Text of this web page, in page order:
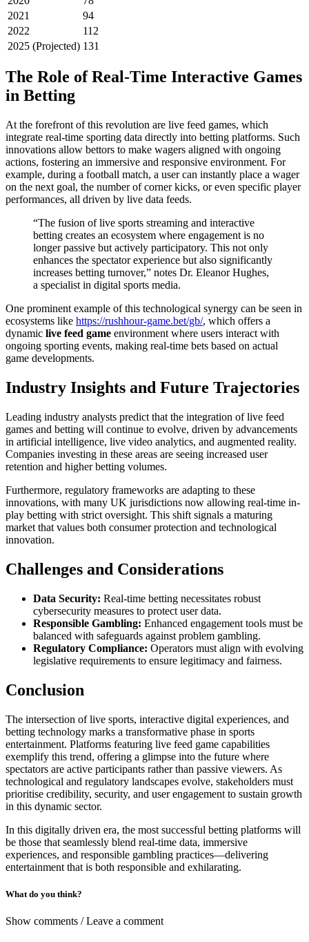
2021
94
2022
112
2025 (Projected) 131
The Role of Real-Time Interactive Games
in Betting
At the forefront of this revolution are live feed games, which
integrate real-time sporting data directly into betting platforms. Such
innovations allow bettors to make wagers aligned with ongoing
actions, fostering an immersive and responsive environment. For
example, during a football match, a user can instantly place a wager
on the next goal, the number of corner kicks, or even specific player
performances, all driven by live data feeds.
“The fusion of live sports streaming and interactive
betting creates an ecosystem where engagement is no
longer passive but actively participatory. This not only
enhances the spectator experience but also significantly
increases betting turnover,” notes Dr. Eleanor Hughes,
a specialist in digital sports media.
One prominent example of this technological synergy can be seen in
ecosystems like https://rushhour-game.bet/gb/, which offers a
dynamic live feed game environment where users interact with
ongoing sporting events, making real-time bets based on actual
game developments.
Industry Insights and Future Trajectories
Leading industry analysts predict that the integration of live feed
games and betting will continue to evolve, driven by advancements
in artificial intelligence, live video analytics, and augmented reality.
Companies investing in these areas are seeing increased user
retention and higher betting volumes.
Furthermore, regulatory frameworks are adapting to these
innovations, with many UK jurisdictions now allowing real-time in-
play betting with strict oversight. This shift signals a maturing
market that values both consumer protection and technological
innovation.
Challenges and Considerations
Data Security: Real-time betting necessitates robust
cybersecurity measures to protect user data.
Responsible Gambling: Enhanced engagement tools must be
balanced with safeguards against problem gambling.
Regulatory Compliance: Operators must align with evolving
legislative requirements to ensure legitimacy and fairness.
Conclusion
The intersection of live sports, interactive digital experiences, and
betting technology marks a transformative phase in sports
entertainment. Platforms featuring live feed game capabilities
exemplify this trend, offering a glimpse into the future where
spectators are active participants rather than passive viewers. As
technological and regulatory landscapes evolve, stakeholders must
prioritise credibility, security, and user engagement to sustain growth
in this dynamic sector.
In this digitally driven era, the most successful betting platforms will
be those that seamlessly blend real-time data, immersive
experiences, and responsible gambling practices—delivering
entertainment that is both responsible and exhilarating.
What do you think?
Show comments / Leave a comment